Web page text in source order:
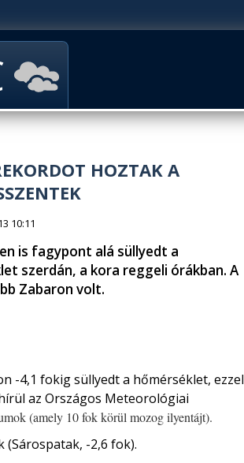
HOZTAK A
10:11
is fagypont alá süllyedt a
szerdán, a kora reggeli órákban. A
Zabaron volt.
-4,1 fokig süllyedt a hőmérséklet, ezzel
az Országos Meteorológiai
(amely 10 fok körül mozog ilyentájt).
-2,6 fok).